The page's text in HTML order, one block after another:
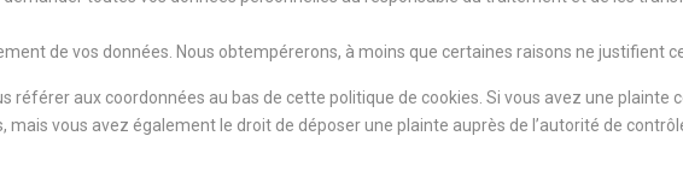
de vos données. Nous obtempérerons, à moins que certaines raisons ne justifient
référer aux coordonnées au bas de cette politique de cookies. Si vous avez une plainte
vous avez également le droit de déposer une plainte auprès de l’autorité de